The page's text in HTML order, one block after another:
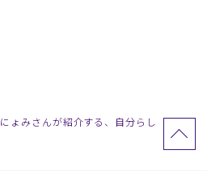
にょみさんが紹介する、自分らし